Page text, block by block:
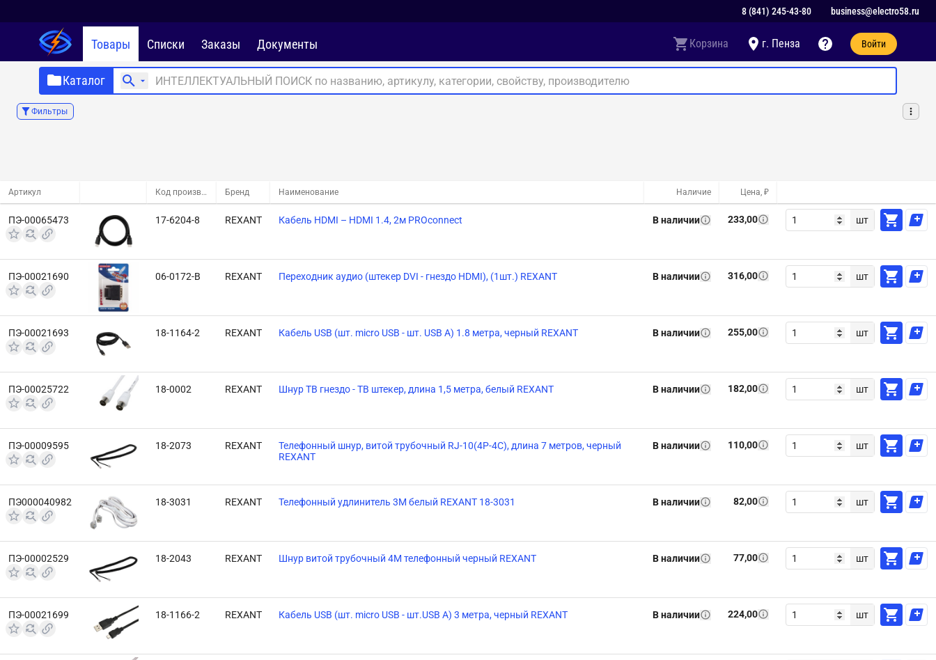
8 (841) 245-43-80 business@electro58.ru
Товары Списки Заказы Документы Корзина г. Пенза Войти
Каталог
Фильтры
Артикул Код производителя Бренд Наименование Наличие Цена, ₽
ПЭ-00065473 17-6204-8 REXANT Кабель HDMI – HDMI 1.4, 2м PROconnect В наличии 233,00 шт
ПЭ-00021690 06-0172-B REXANT Переходник аудио (штекер DVI - гнездо HDMI), (1шт.) REXANT В наличии 316,00 шт
ПЭ-00021693 18-1164-2 REXANT Кабель USB (шт. micro USB - шт. USB A) 1.8 метра, черный REXANT В наличии 255,00 шт
ПЭ-00025722 18-0002 REXANT Шнур ТВ гнездо - ТВ штекер, длина 1,5 метра, белый REXANT В наличии 182,00 шт
ПЭ-00009595 18-2073 REXANT
Телефонный шнур, витой трубочный RJ-10(4P-4C), длина 7 метров, черный
REXANT
В наличии 110,00 шт
ПЭ000040982 18-3031 REXANT Телефонный удлинитель 3М белый REXANT 18-3031 В наличии 82,00 шт
ПЭ-00002529 18-2043 REXANT Шнур витой трубочный 4М телефонный черный REXANT В наличии 77,00 шт
ПЭ-00021699 18-1166-2 REXANT Кабель USB (шт. micro USB - шт.USB A) 3 метра, черный REXANT В наличии 224,00 шт